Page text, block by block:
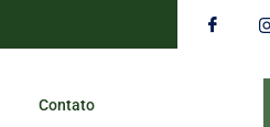
Contato